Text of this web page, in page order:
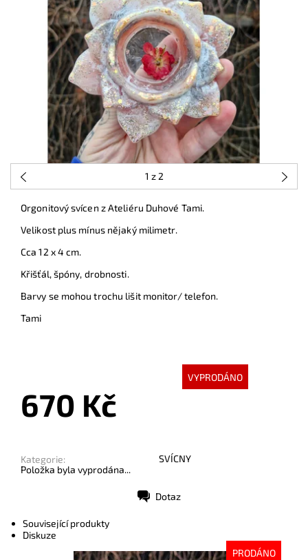
1 z 2
Orgonitový svícen z Ateliéru Duhové Tami.
Velikost plus mínus nějaký milimetr.
Cca 12 x 4 cm.
Křišťál, špóny, drobnosti.
Barvy se mohou trochu lišit monitor/ telefon.
Tami
VYPRODÁNO
670 Kč
Kategorie:
SVÍCNY
Položka byla vyprodána...
Dotaz
Související produkty
Diskuze
PRODÁNO